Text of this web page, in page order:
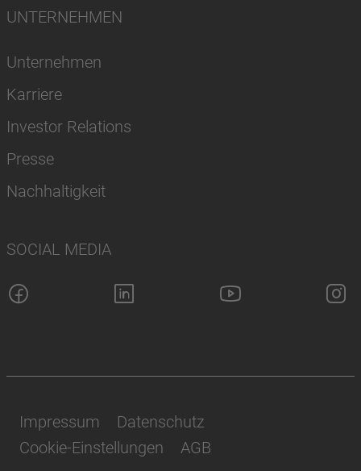
UNTERNEHMEN
Unternehmen
Karriere
Investor Relations
Presse
Nachhaltigkeit
SOCIAL MEDIA
Impressum
Datenschutz
Cookie-Einstellungen
AGB